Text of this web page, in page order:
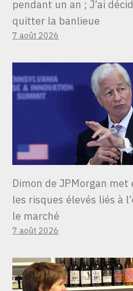
pendant un an ; J’ai
quitter la banlieue
7 août 2026
Dimon de JPMorgan
les risques élevés liés à
le marché
7 août 2026